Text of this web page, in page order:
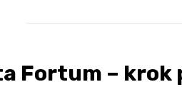
Fortum – krok